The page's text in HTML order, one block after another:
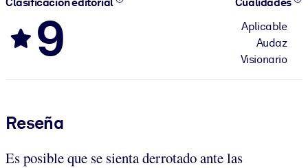
Clasificación editorial
9
Cualidades
Aplicable
Audaz
Visionario
Reseña
Es posible que se sienta derrotado ante las